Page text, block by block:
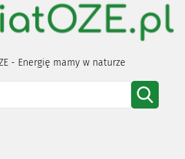
- Energię mamy w naturze